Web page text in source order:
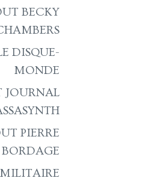
BECKY
DISQUE-
MONDE
JOURNAL
PIERRE
BORDAGE
MILITAIRE